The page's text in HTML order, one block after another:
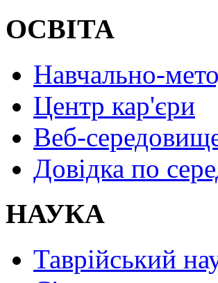
ОСВІТА
Навчально-
Центр кар'єри
Веб-
Довідка по
НАУКА
Таврійський